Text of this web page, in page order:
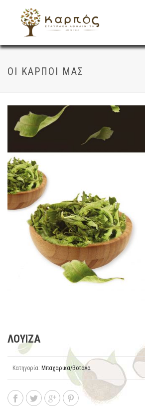
ΟΙ ΚΑΡΠΟΊ ΜΑΣ
ΛΟΥΙΖΑ
Κατηγορία: Μπαχαρικα/Βοτανα